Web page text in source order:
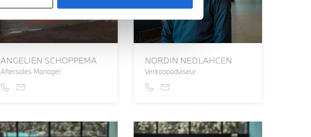
ANGELIEN SCHOPPEMA
Aftersales Manager
NORDIN NEDLAHCEN
Verkoopadviseur